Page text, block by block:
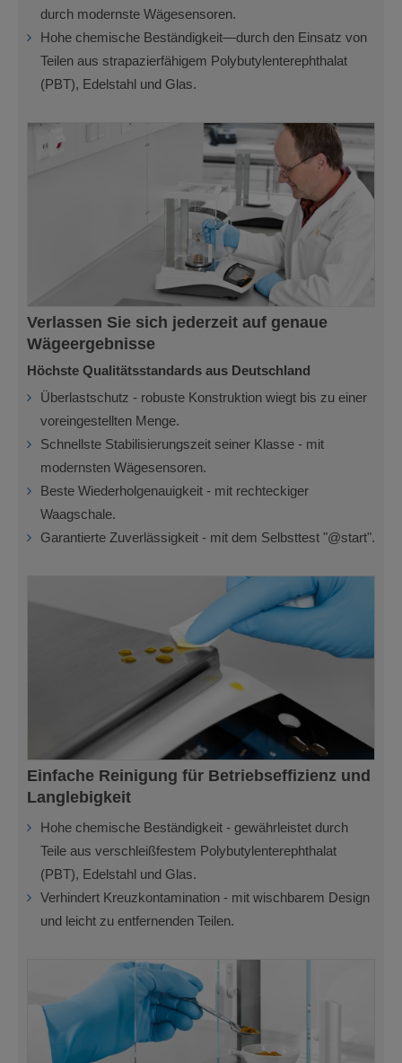
durch modernste Wägesensoren.
Hohe chemische Beständigkeit—durch den Einsatz von
Teilen aus strapazierfähigem Polybutylenterephthalat
(PBT), Edelstahl und Glas.
Verlassen Sie sich jederzeit auf genaue
Wägeergebnisse
Höchste Qualitätsstandards aus Deutschland
Überlastschutz - robuste Konstruktion wiegt bis zu einer
voreingestellten Menge.
Schnellste Stabilisierungszeit seiner Klasse - mit
modernsten Wägesensoren.
Beste Wiederholgenauigkeit - mit rechteckiger
Waagschale.
Garantierte Zuverlässigkeit - mit dem Selbsttest "@start".
Einfache Reinigung für Betriebseffizienz und
Langlebigkeit
Hohe chemische Beständigkeit - gewährleistet durch
Teile aus verschleißfestem Polybutylenterephthalat
(PBT), Edelstahl und Glas.
Verhindert Kreuzkontamination - mit wischbarem Design
und leicht zu entfernenden Teilen.